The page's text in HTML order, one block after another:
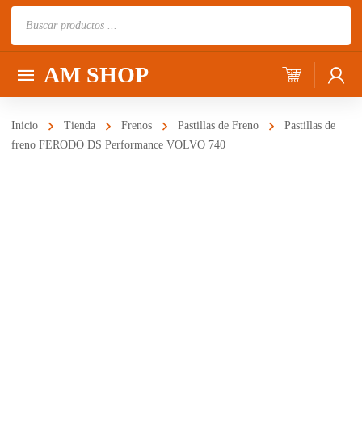
AM SHOP
Inicio Tienda Frenos Pastillas de Freno
Pastillas de
freno FERODO DS Performance VOLVO 740